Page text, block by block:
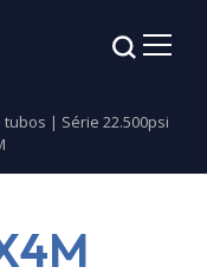
tubos | Série 22.500psi